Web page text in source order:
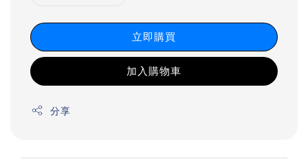
立即購買
加入購物車
分享